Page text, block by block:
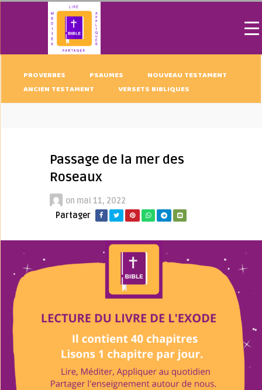
PROVERBES PSAUMES
NOUVEAU TESTAMENT
ANCIEN TESTAMENT
VERSETS BIBLIQUES
Passage de la mer des
Roseaux
on mai 11, 2022
Partager